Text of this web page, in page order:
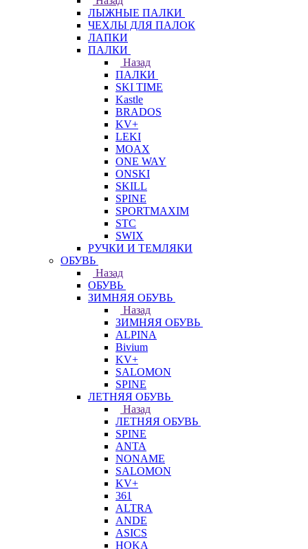
ЛЫЖНЫЕ ПАЛКИ
ЧЕХЛЫ ДЛЯ ПАЛОК
ЛАПКИ
ПАЛКИ
Назад
ПАЛКИ
SKI TIME
Kastle
BRADOS
KV+
LEKI
MOAX
ONE WAY
ONSKI
SKILL
SPINE
SPORTMAXIM
STC
SWIX
РУЧКИ И ТЕМЛЯКИ
ОБУВЬ
Назад
ОБУВЬ
ЗИМНЯЯ ОБУВЬ
Назад
ЗИМНЯЯ ОБУВЬ
ALPINA
Bivium
KV+
SALOMON
SPINE
ЛЕТНЯЯ ОБУВЬ
Назад
ЛЕТНЯЯ ОБУВЬ
SPINE
ANTA
NONAME
SALOMON
KV+
361
ALTRA
ANDE
ASICS
HOKA